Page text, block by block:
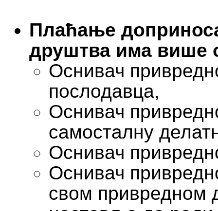
Плаћање
друштва има више
Оснивач
послодавца,
Оснивач
самосталну
Оснивач
Оснивач
свом привредном